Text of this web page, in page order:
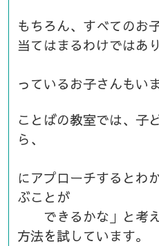
もちろん、すべてのお
当てはまるわけで
色々な特
っているお子さんもいま
ことばの教室では、子
ら
「この子
にアプローチするとわ
ぶこ
できるかな」と考え
方法を試しています。